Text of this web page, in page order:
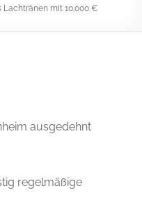
Lachtränen mit 10.000 €
ausgedehnt
regelmäßige